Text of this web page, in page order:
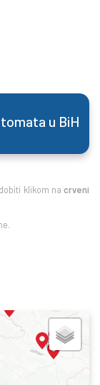
u BiH
klikom na crveni